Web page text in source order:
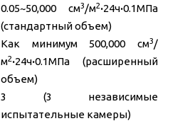
0.05~50,000 см3/м2·24ч·0.1МПа
(стандартный объем)
Как минимум 500,000 см3/
м2·24ч·0.1МПа (расширенный
объем)
3 (3 независимые
испытательные камеры)